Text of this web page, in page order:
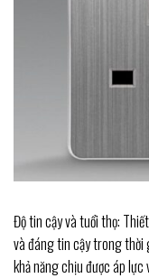
Độ tin cậy và tuổi thọ:
và đáng tin cậy trong thời
khả năng chịu được áp